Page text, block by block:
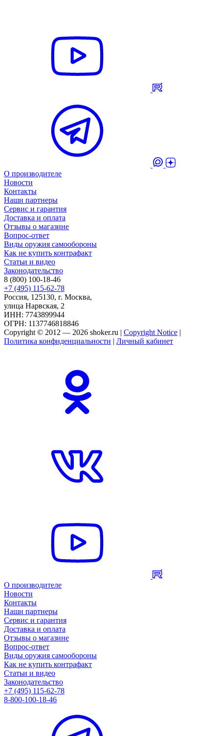
О производителе
Новости
Контакты
Наши партнеры
Сервис и гарантия
Доставка и оплата
Отзывы о магазине
Вопрос-ответ
Виды оружия самообороны
Как не купить контрафакт
Статьи и видео
Законодательство
8 (800) 100-18-46
+7 (495) 115-62-78
Россия, 125130, г. Москва,
улица Нарвская, 2
ИНН: 7743899944
ОГРН: 1137746818846
Copyright © 2012 — 2026 shoker.ru | Copyright Notice |
Политика конфиденциальности | Личный кабинет
О производителе
Новости
Контакты
Наши партнеры
Сервис и гарантия
Доставка и оплата
Отзывы о магазине
Вопрос-ответ
Виды оружия самообороны
Как не купить контрафакт
Статьи и видео
Законодательство
+7 (495) 115-62-78
8-800-100-18-46